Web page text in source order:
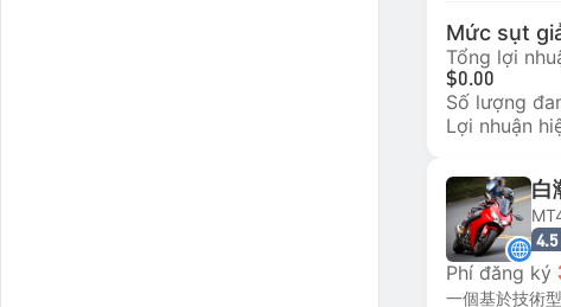
Mức sụt
Tổng lợi
$0.00
Số lượng
Lợi nhuận
白
4.5
Phí đăng ký